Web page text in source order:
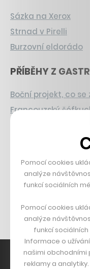
Sázka na Xerox
Strnad v Pirelli
Burzovní eldorádo
PŘÍBĚHY Z
Boční projekt, co se
Francouzský
Bomma není tichá
Originální hodinky
Nábytek z betonu
Pomocí cookies
analýze
funkcí sociálních
Pomocí cookies
analýze
funkcí
Informace o
našimi obchodními
reklamy a